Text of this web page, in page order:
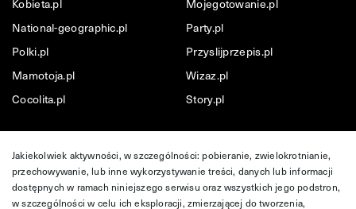
Kobieta.pl
Mojegotowanie.pl
National-geographic.pl
Party.pl
Polki.pl
Przyslijprzepis.pl
Mamotoja.pl
Wizaz.pl
Cocolita.pl
Story.pl
Jakiekolwiek aktywności, w szczególności: pobieranie, zwielokrotnianie,
przechowywanie, lub inne wykorzystywanie treści, danych lub informacji
dostępnych w ramach niniejszego serwisu oraz wszystkich jego podstron,
w szczególności w celu ich eksploracji, zmierzającej do tworzenia,